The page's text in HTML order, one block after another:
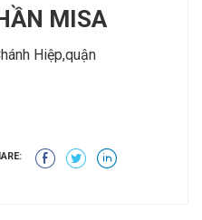
MISA
Hiệp,quận